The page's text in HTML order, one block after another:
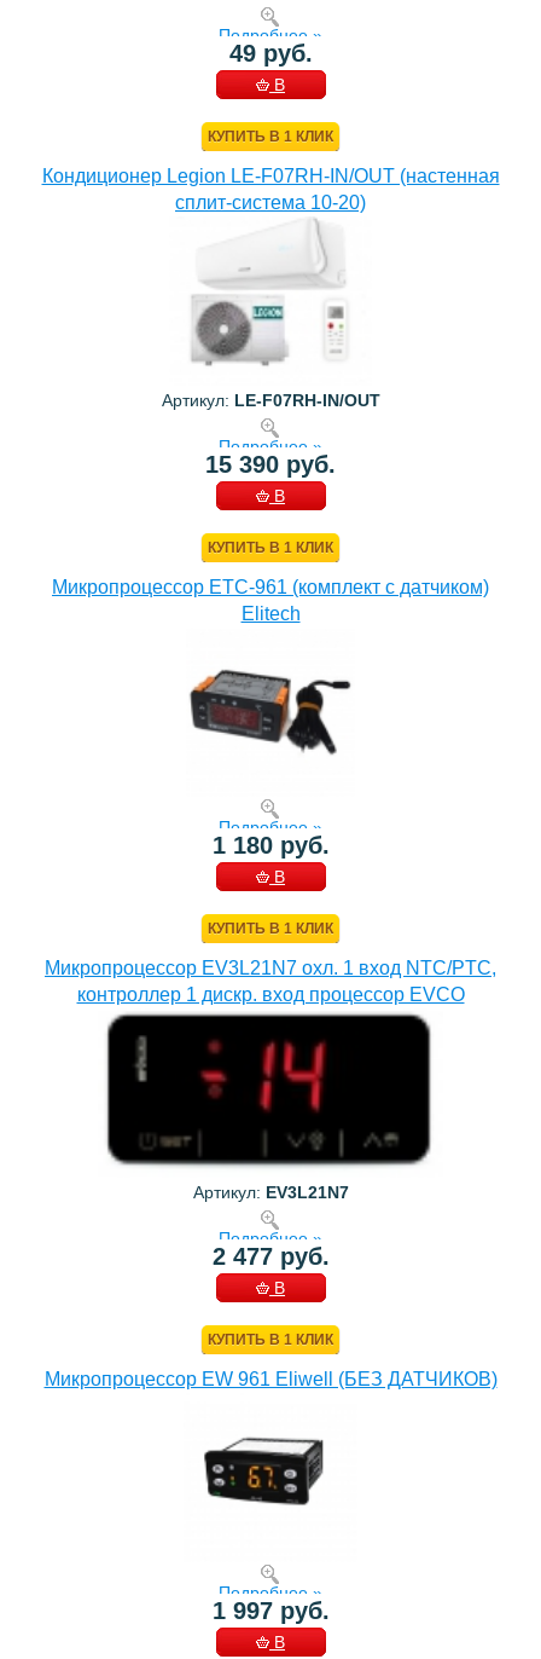
Подробнее »
49 руб.
В
КУПИТЬ В 1 КЛИК
Кондиционер Legion LE-F07RH-IN/OUT (настенная
сплит-система 10-20)
Артикул: LE-F07RH-IN/OUT
Подробнее »
15 390 руб.
В
КУПИТЬ В 1 КЛИК
Микропроцессор ETC-961 (комплект c датчиком)
Elitech
Подробнее »
1 180 руб.
В
КУПИТЬ В 1 КЛИК
Микропроцессор EV3L21N7 охл. 1 вход NTC/PTC,
контроллер 1 дискр. вход процессор EVCO
Артикул: EV3L21N7
Подробнее »
2 477 руб.
В
КУПИТЬ В 1 КЛИК
Микропроцессор EW 961 Eliwell (БЕЗ ДАТЧИКОВ)
Подробнее »
1 997 руб.
В